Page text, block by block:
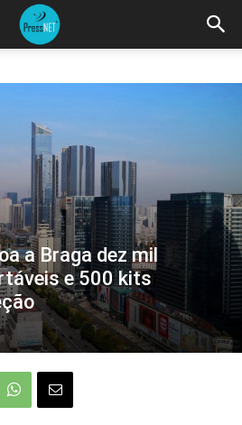
a Braga dez mil
e 500 kits